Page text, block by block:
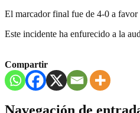
El marcador final fue de 4-0 a
Este incidente ha enfurecido a la
Compartir